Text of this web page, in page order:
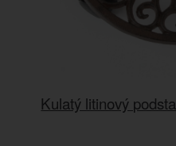
Kulatý litinový